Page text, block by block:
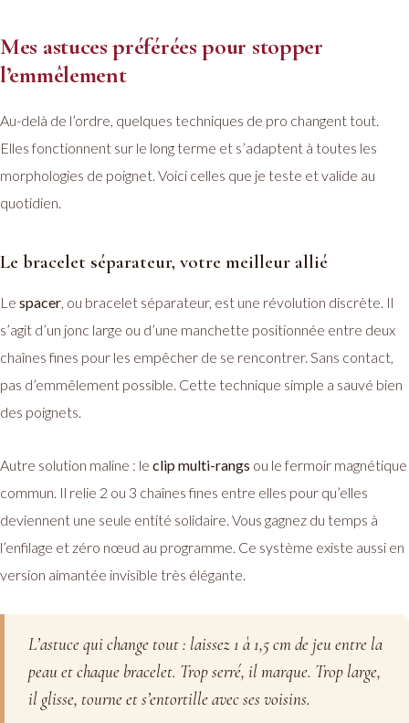
Mes astuces préférées pour stopper
l’emmêlement
Au-delà de l’ordre, quelques techniques de pro changent tout.
Elles fonctionnent sur le long terme et s’adaptent à toutes les
morphologies de poignet. Voici celles que je teste et valide au
quotidien.
Le bracelet séparateur, votre meilleur allié
Le spacer , ou bracelet séparateur, est une révolution discrète. Il
s’agit d’un jonc large ou d’une manchette positionnée entre deux
chaînes fines pour les empêcher de se rencontrer. Sans contact,
pas d’emmêlement possible. Cette technique simple a sauvé bien
des poignets.
Autre solution maline : le clip multi-rangs ou le fermoir magnétique
commun. Il relie 2 ou 3 chaînes fines entre elles pour qu’elles
deviennent une seule entité solidaire. Vous gagnez du temps à
l’enfilage et zéro nœud au programme. Ce système existe aussi en
version aimantée invisible très élégante.
L’astuce qui change tout : laissez 1 à 1,5 cm de jeu entre la
peau et chaque bracelet. Trop serré, il marque. Trop large,
il glisse, tourne et s’entortille avec ses voisins.